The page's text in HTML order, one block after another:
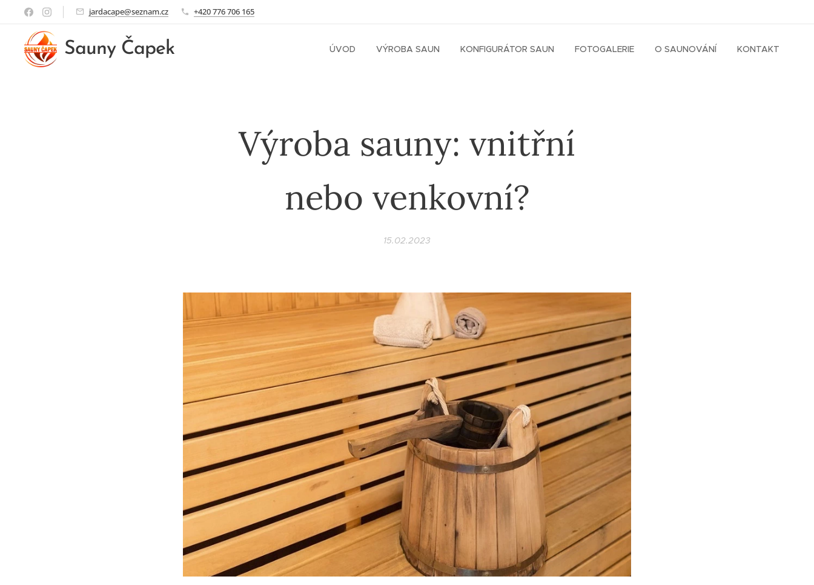
jardacape@seznam.cz +420 776 706 165
Sauny Čapek ÚVOD VÝROBA SAUN KONFIGURÁTOR SAUN FOTOGALERIE O SAUNOVÁNÍ KONTAKT
Výroba sauny: vnitřní
nebo venkovní?
15.02.2023